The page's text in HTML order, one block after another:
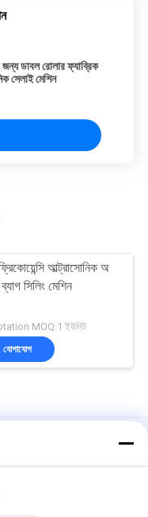
জন্য ডাবল রোলার ফ্যাব্রিক
সেলাই মেশিন
আল্ট্রাসোনিক অ
সিলিং মেশিন
MOQ:1 ইউনিট
যোগাযোগ
800 ওয়াট আলট্রাসোনিক সেলাই